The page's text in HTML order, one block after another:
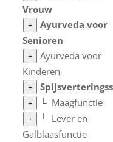
Vrouw
+
Ayurveda voor
Senioren
+
Ayurveda voor
Kinderen
+
+ └ Maagfunctie
+ └ Lever en
Galblaasfunctie